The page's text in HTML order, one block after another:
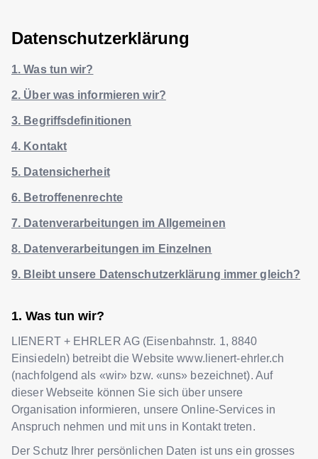
Datenschutzerklärung
1. Was tun wir?
2. Über was informieren wir?
3. Begriffsdefinitionen
4. Kontakt
5. Datensicherheit
6. Betroffenenrechte
7. Datenverarbeitungen im Allgemeinen
8. Datenverarbeitungen im Einzelnen
9. Bleibt unsere Datenschutzerklärung immer gleich?
Was tun wir?
LIENERT + EHRLER AG(Eisenbahnstr. 1, 8840
Einsiedeln) betreibt die Websitewww.lienert-ehrler.ch
(nachfolgend als «wir» bzw. «uns» bezeichnet). Auf
dieser Webseite können Sie sich über unsere
Organisation informieren, unsere Online-Services in
Anspruch nehmen und mit uns in Kontakt treten.
Der Schutz Ihrer persönlichen Daten ist uns ein grosses